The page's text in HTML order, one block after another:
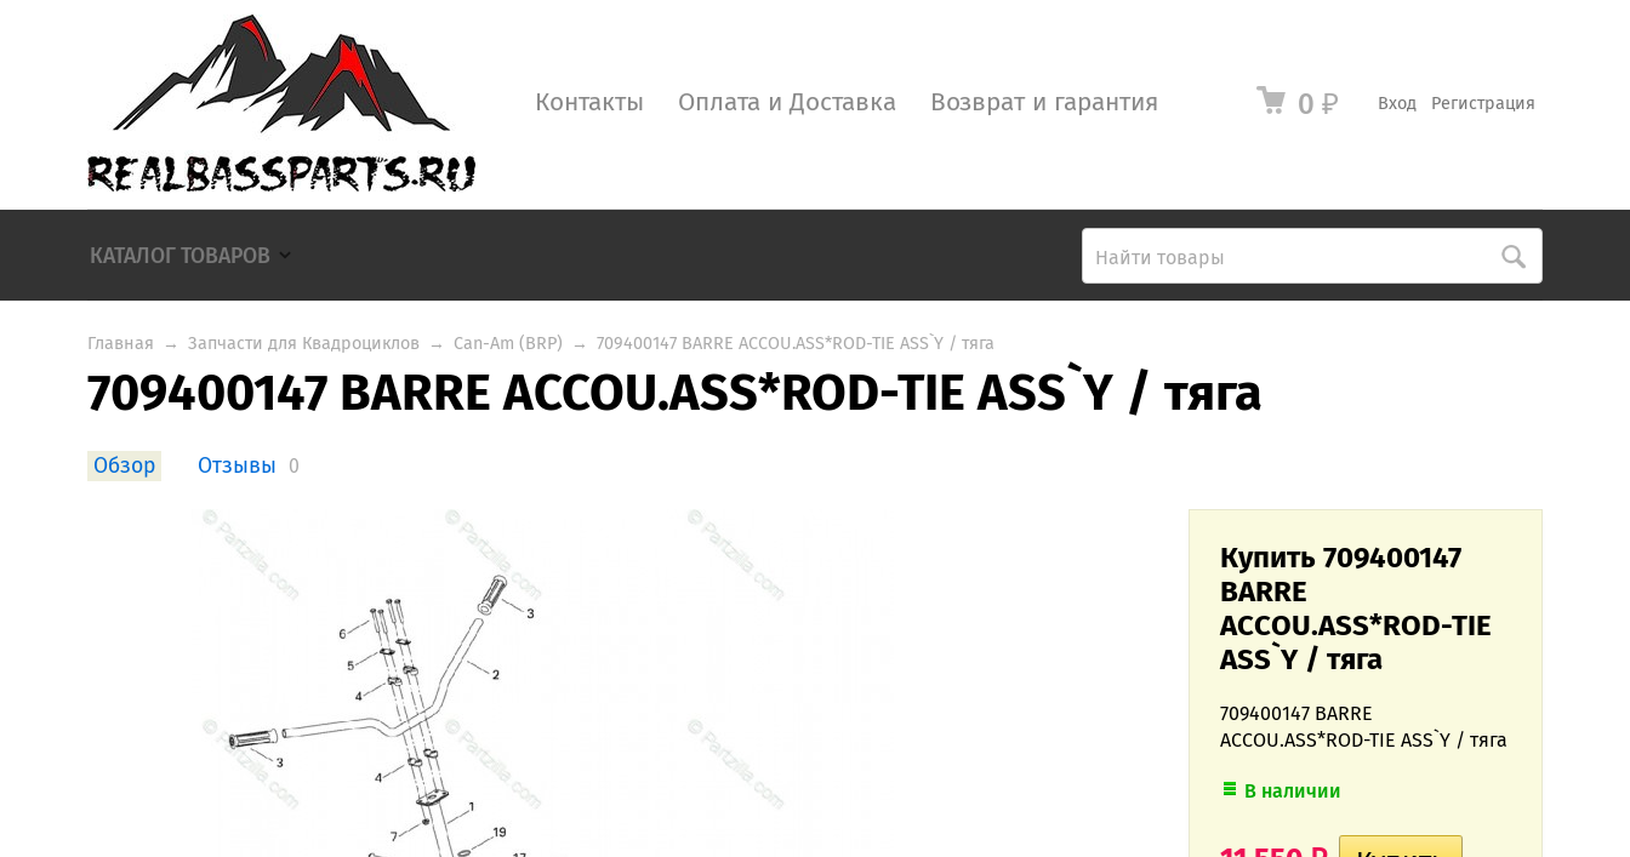
Вход Регистрация
0 ₽
Контакты Оплата и Доставка Возврат и гарантия
КАТАЛОГ ТОВАРОВ
Главная → Запчасти для Квадроциклов → Can-Am (BRP) → 709400147 BARRE ACCOU.ASS*ROD-TIE ASS`Y / тяга
709400147 BARRE ACCOU.ASS*ROD-TIE ASS`Y / тяга
Обзор Отзывы 0
Купить 709400147
BARRE
ACCOU.ASS*ROD-TIE
ASS`Y / тяга
709400147 BARRE
ACCOU.ASS*ROD-TIE ASS`Y / тяга
В наличии